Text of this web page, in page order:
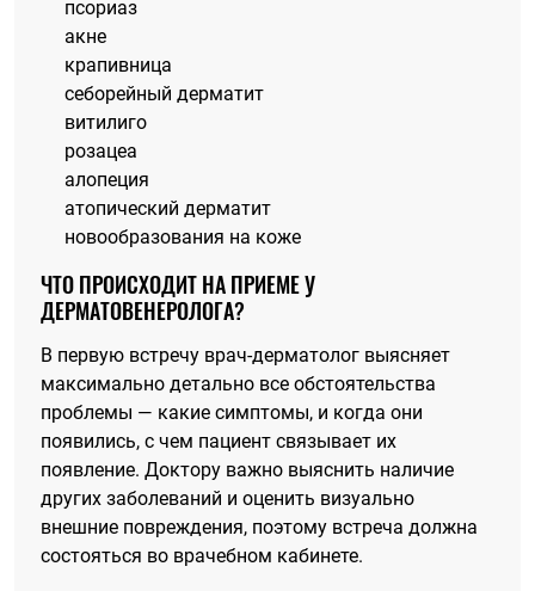
псориаз
акне
крапивница
себорейный дерматит
витилиго
розацеа
алопеция
атопический дерматит
новообразования на коже
ЧТО ПРОИСХОДИТ НА ПРИЕМЕ У
ДЕРМАТОВЕНЕРОЛОГА?
В первую встречу врач-дерматолог выясняет
максимально детально все обстоятельства
проблемы — какие симптомы, и когда они
появились, с чем пациент связывает их
появление. Доктору важно выяснить наличие
других заболеваний и оценить визуально
внешние повреждения, поэтому встреча должна
состояться во врачебном кабинете.